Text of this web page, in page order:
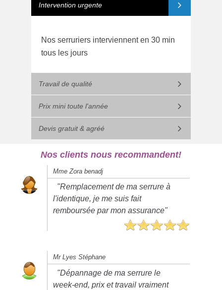
Intervention urgente
Nos serruriers interviennent en 30 min
tous les jours
Travail de qualité
Prix mini toute l'année
Devis gratuit & agréé
Nos clients nous recommandent!
Mme Zora benadj
"Remplacement de ma serrure à
l'identique, je me suis fait
remboursée par mon assurance"
Mr Lyes Stéphane
"Dépannage de ma serrure le
week-end, prix et travail vraiment